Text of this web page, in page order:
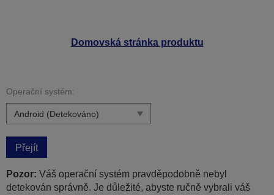
Domovská stránka produktu
Operační systém:
Přejít
Pozor: Váš operační systém pravděpodobně nebyl
detekován správně. Je důležité, abyste ručně vybrali váš